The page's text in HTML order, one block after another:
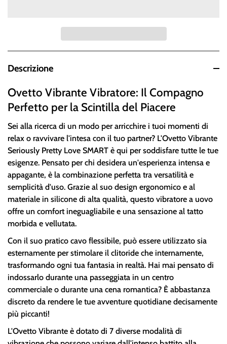
Descrizione
Ovetto Vibrante Vibratore: Il Compagno
Perfetto per la Scintilla del Piacere
Sei alla ricerca di un modo per arricchire i tuoi momenti di
relax o ravvivare l'intesa con il tuo partner? L'Ovetto Vibrante
Seriously Pretty Love SMART è qui per soddisfare tutte le tue
esigenze. Pensato per chi desidera un'esperienza intensa e
appagante, è la combinazione perfetta tra versatilità e
semplicità d'uso. Grazie al suo design ergonomico e al
materiale in silicone di alta qualità, questo vibratore a uovo
offre un comfort ineguagliabile e una sensazione al tatto
morbida e vellutata.
Con il suo pratico cavo flessibile, può essere utilizzato sia
esternamente per stimolare il clitoride che internamente,
trasformando ogni tua fantasia in realtà. Hai mai pensato di
indossarlo durante una passeggiata in un centro
commerciale o durante una cena romantica? È abbastanza
discreto da rendere le tue avventure quotidiane decisamente
più piccanti!
L'Ovetto Vibrante è dotato di 7 diverse modalità di